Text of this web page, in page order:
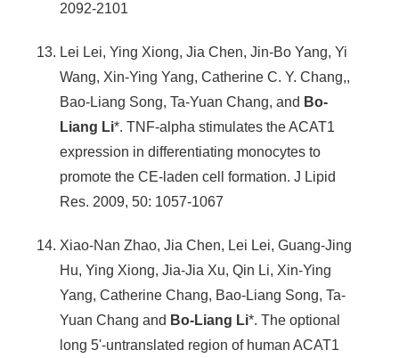
2092-2101
Lei Lei, Ying Xiong, Jia Chen, Jin-Bo Yang, Yi
Wang, Xin-Ying Yang, Catherine C. Y. Chang,,
Bao-Liang Song, Ta-Yuan Chang, and Bo-
Liang Li*. TNF-alpha stimulates the ACAT1
expression in differentiating monocytes to
promote the CE-laden cell formation. J Lipid
Res. 2009, 50: 1057-1067
Xiao-Nan Zhao, Jia Chen, Lei Lei, Guang-Jing
Hu, Ying Xiong, Jia-Jia Xu, Qin Li, Xin-Ying
Yang, Catherine Chang, Bao-Liang Song, Ta-
Yuan Chang and Bo-Liang Li*. The optional
long 5'-untranslated region of human ACAT1